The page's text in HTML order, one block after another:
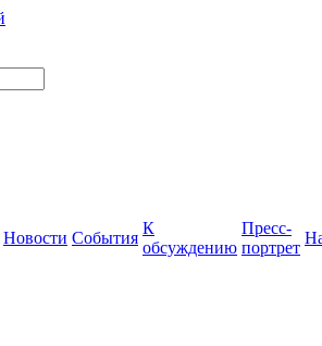
Новости События
К
обсуждению
Пресс-
портрет